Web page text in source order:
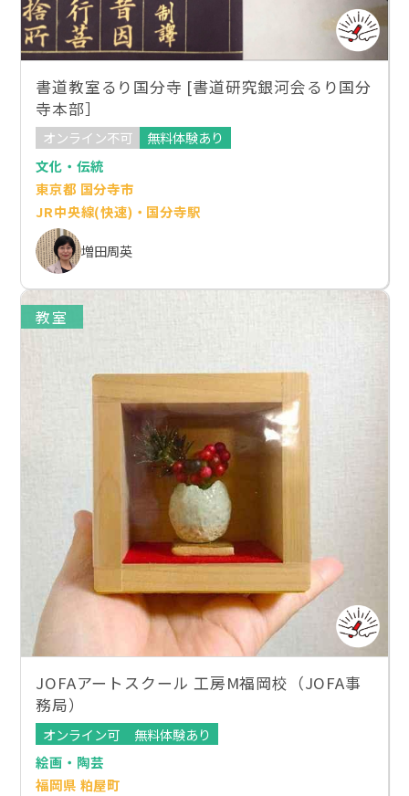
書道教室るり国分寺 [書道研究銀河会るり国分
寺本部］
オンライン不可
無料体験あり
文化・伝統
東京都 国分寺市
JR中央線(快速)・国分寺駅
増田周英
教室
JOFAアートスクール 工房M福岡校（JOFA事
務局）
オンライン可
無料体験あり
絵画・陶芸
福岡県 粕屋町